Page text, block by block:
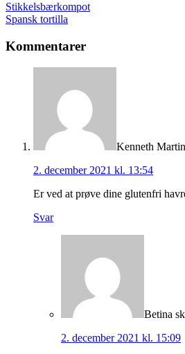
Stikkelsbærkompot
Spansk tortilla
Kommentarer
Kenneth Martin
2. december 2021 kl. 13:54
Er ved at prøve dine glutenfri
Svar
Betina
2. december 2021 kl. 15:09